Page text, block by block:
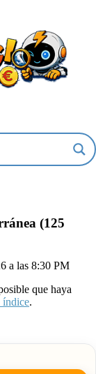
(125
a las 8:30 PM
que haya
índice.